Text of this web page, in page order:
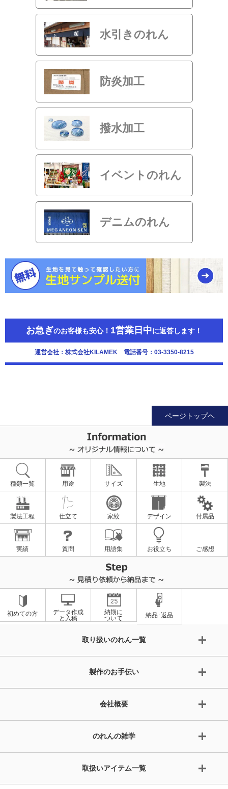
水引きのれん
防炎加工
撥水加工
イベントのれん
デニムのれん
お急ぎのお客様も安心！ 1営業日中に返答します！
運営会社：株式会社KILAMEK 電話番号：03-3350-8215
ページトップヘ
種類一覧 用途 サイズ 生地 製法
製法工程 仕立て 家紋 デザイン 付属品
実績 質問 用語集 お役立ち ご感想
初めての方
データ作成
と入稿
納期に
ついて
納品･返品
取り扱いのれん一覧
製作のお手伝い
会社概要
のれんの雑学
取扱いアイテム一覧